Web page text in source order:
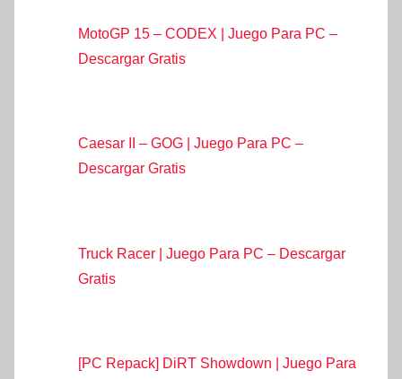
MotoGP 15 – CODEX | Juego Para PC –
Descargar Gratis
Caesar II – GOG | Juego Para PC –
Descargar Gratis
Truck Racer | Juego Para PC – Descargar
Gratis
[PC Repack] DiRT Showdown | Juego Para